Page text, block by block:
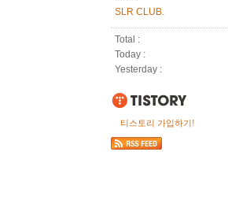
SLR CLUB.
Total :
Today :
Yesterday :
티스토리 가입하기!